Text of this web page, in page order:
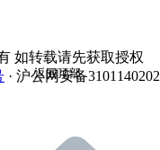
如转载请先获取授权
· 沪公网安备
返回顶部